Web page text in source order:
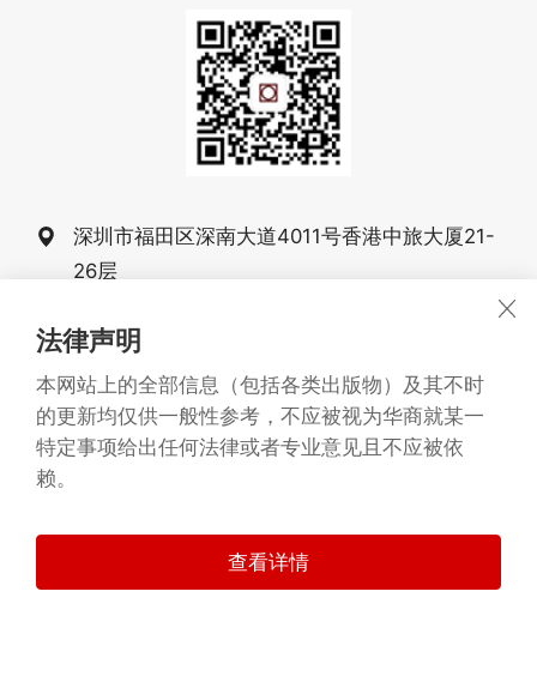
深圳市福田区深南大道4011号香港中旅大厦21-
26层
0755-83025068 83025058
战略合作伙伴：Arianto&Partners
©广东华商律师事务所 版权所有1993-2026
粤公网安备 44030402005277号
华商信息技术中心
法律声明
本网站上的全部信息（包括各类出版物）及其不时
的更新均仅供一般性参考，不应被视为华商就某一
特定事项给出任何法律或者专业意见且不应被依
赖。
查看详情